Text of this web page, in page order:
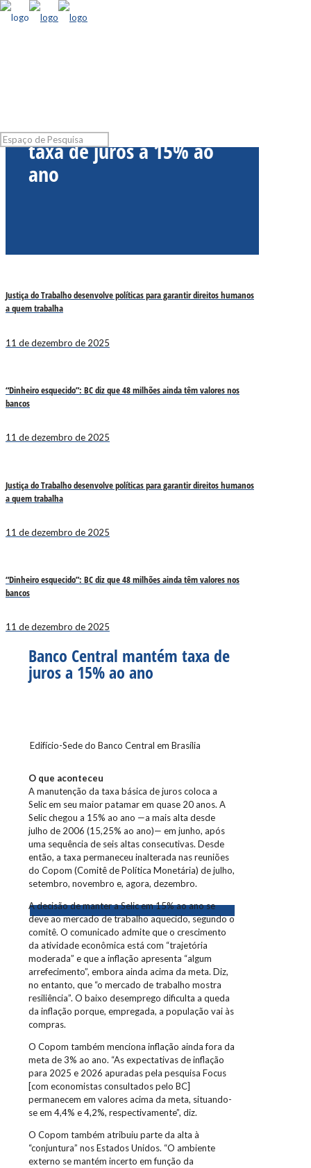
Banco Central mantém
taxa de juros a 15% ao
ano
Justiça do Trabalho desenvolve políticas para garantir direitos humanos
a quem trabalha
11 de dezembro de 2025
“Dinheiro esquecido”: BC diz que 48 milhões ainda têm valores nos
bancos
11 de dezembro de 2025
Justiça do Trabalho desenvolve políticas para garantir direitos humanos
a quem trabalha
11 de dezembro de 2025
“Dinheiro esquecido”: BC diz que 48 milhões ainda têm valores nos
bancos
11 de dezembro de 2025
Banco Central mantém taxa de
juros a 15% ao ano
Edifício-Sede do Banco Central em Brasília
O que aconteceu
A manutenção da taxa básica de juros coloca a
Selic em seu maior patamar em quase 20 anos. A
Selic chegou a 15% ao ano —a mais alta desde
julho de 2006 (15,25% ao ano)— em junho, após
uma sequência de seis altas consecutivas. Desde
então, a taxa permaneceu inalterada nas reuniões
do Copom (Comitê de Política Monetária) de julho,
setembro, novembro e, agora, dezembro.
A decisão de manter a Selic em 15% ao ano se
deve ao mercado de trabalho aquecido, segundo o
comitê. O comunicado admite que o crescimento
da atividade econômica está com “trajetória
moderada” e que a inflação apresenta “algum
arrefecimento”, embora ainda acima da meta. Diz,
no entanto, que “o mercado de trabalho mostra
resiliência”. O baixo desemprego dificulta a queda
da inflação porque, empregada, a população vai às
compras.
O Copom também menciona inflação ainda fora da
meta de 3% ao ano. “As expectativas de inflação
para 2025 e 2026 apuradas pela pesquisa Focus
[com economistas consultados pelo BC]
permanecem em valores acima da meta, situando-
se em 4,4% e 4,2%, respectivamente”, diz.
O Copom também atribuiu parte da alta à
“conjuntura” nos Estados Unidos. “O ambiente
externo se mantém incerto em função da